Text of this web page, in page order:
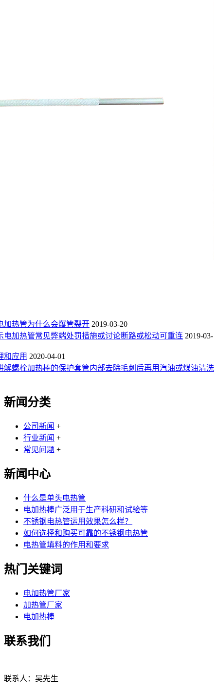
加热管为什么会爆管裂开 2019-03-20
电加热管常见弊端处罚措施或讨论断路或松动可重连 2019-03-
和应用 2020-04-01
解螺栓加热棒的保护套管内部去除毛刺后再用汽油或煤油清洗
新闻分类
公司新闻 +
行业新闻 +
常见问题 +
新闻中心
什么是单头电热管
电加热棒广泛用于生产科研和试验等
不锈钢电热管运用效果怎么样？
如何选择和购买可靠的不锈钢电热管
电热管填料的作用和要求
热门关键词
电加热管厂家
加热管厂家
电加热棒
联系我们
联系人：吴先生